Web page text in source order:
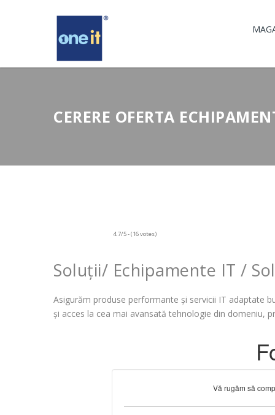
CERERE OFERTA
4.7/5 - (16 votes)
Soluții/ Echipamente IT /
Asigurăm produse performante și servicii IT adaptate
și acces la cea mai avansată tehnologie din domeniu,